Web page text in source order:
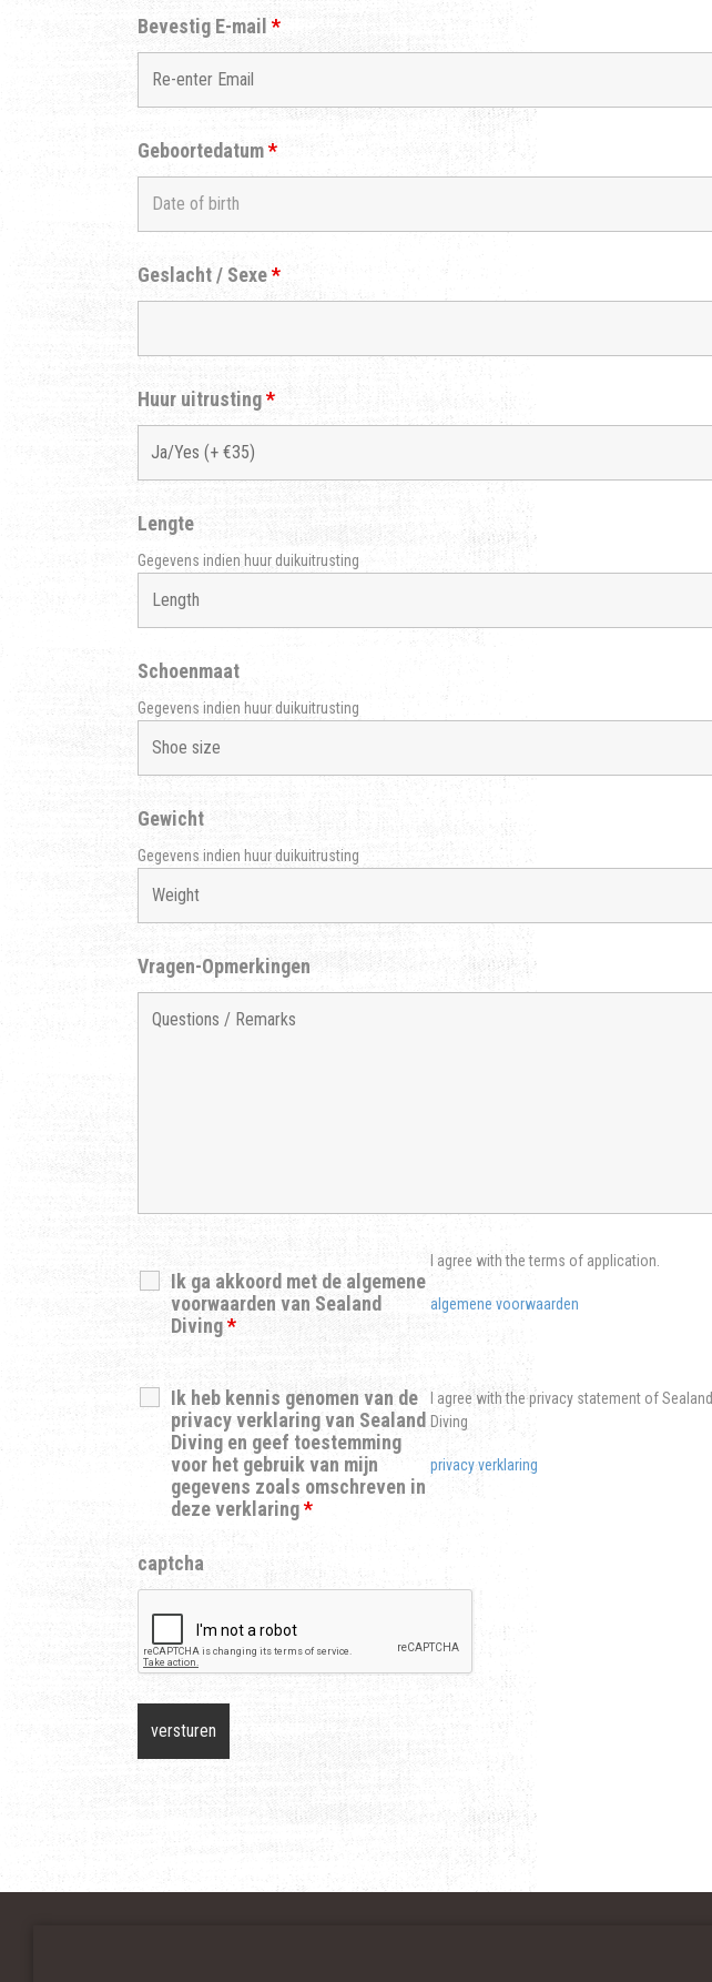
Bevestig E-mail *
Geboortedatum*
Geslacht / Sexe*
Huur uitrusting*
Lengte
Gegevens indien huur duikuitrusting
Schoenmaat
Gegevens indien huur duikuitrusting
Gewicht
Gegevens indien huur duikuitrusting
Vragen-Opmerkingen
Ik ga akkoord met de algemene
voorwaarden van Sealand
Diving*
I agree with the terms of application.
algemene voorwaarden
Ik heb kennis genomen van de
privacy verklaring van Sealand
Diving en geef toestemming
voor het gebruik van mijn
gegevens zoals omschreven in
deze verklaring*
I agree with the privacy statement of Sealand
Diving
privacy verklaring
captcha